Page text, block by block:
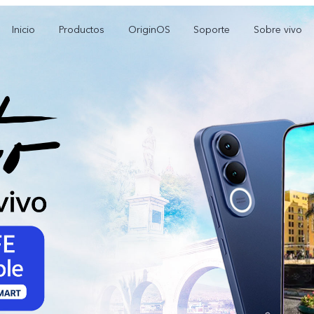
Inicio Productos OriginOS Soporte Sobre vivo
Y21 5G nuevo